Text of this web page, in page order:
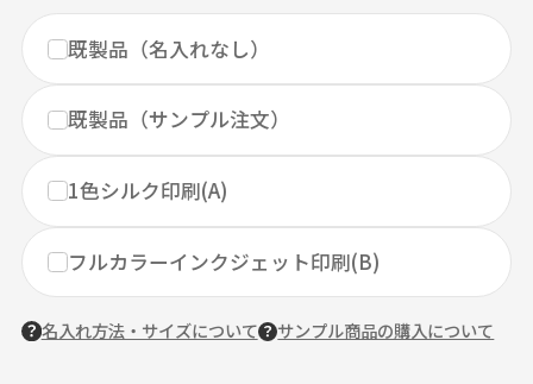
既製品（名入れなし）
既製品（サンプル注文）
1色シルク印刷(A)
フルカラーインクジェット印刷(B)
名入れ方法・サイズについて サンプル商品の購入について